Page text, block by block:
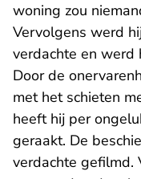
woning zou
Vervolgens werd
verdachte en werd
Door de
met het schieten
heeft hij per
geraakt. De
verdachte gefilmd.